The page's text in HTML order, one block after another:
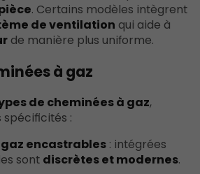
. Certains modèles intègrent
de ventilation qui aide à
de manière plus uniforme.
à gaz
de cheminées à gaz,
spécificités :
encastrables: intégrées
sont discrètes et modernes.